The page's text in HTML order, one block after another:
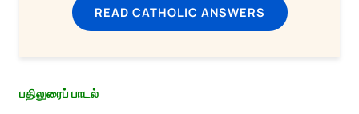
READ CATHOLIC ANSWERS
பதிலுரைப் பாடல்